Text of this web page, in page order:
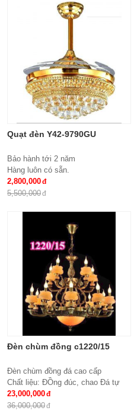
Quạt đèn Y42-9790GU
Bảo hành tới 2 năm
Hàng luôn có sẵn.
2,800,000
5,500,000
Đèn chùm đồng c1220/15
Đèn chùm đồng đá cao cấp
Chất liệu: ĐỒng đúc, chao Đá tự
nhiên
Số lượng tay : 15 tay
23,000,000
36,000,000